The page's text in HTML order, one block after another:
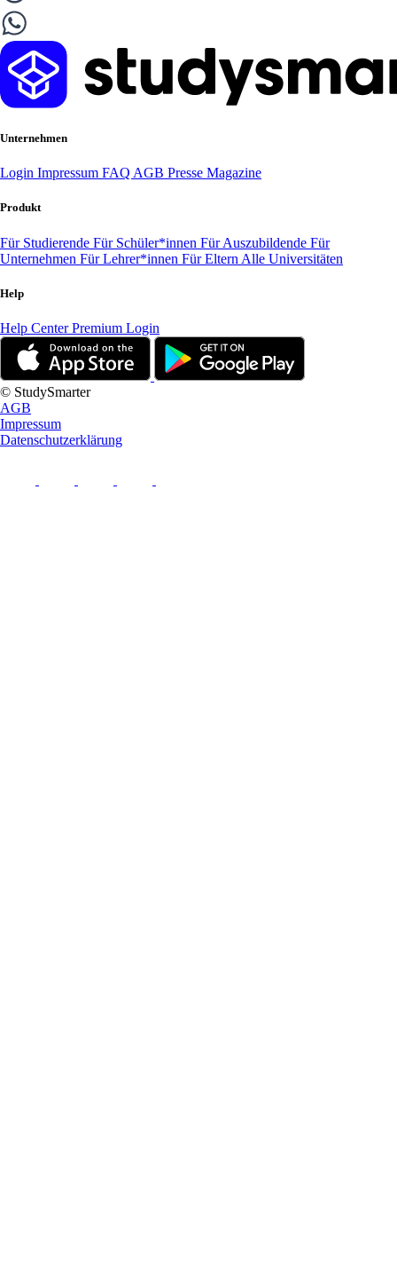
Unternehmen
Login Impressum FAQ AGB Presse Magazine
Produkt
Für Studierende Für Schüler*innen Für Auszubildende Für
Unternehmen Für Lehrer*innen Für Eltern Alle Universitäten
Help
Help CenterPremium Login
© StudySmarter
AGB
Impressum
Datenschutzerklärung